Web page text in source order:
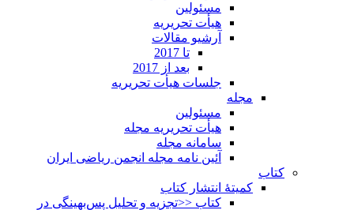
مسئولین
هیأت تحریریه
آرشیو مقالات
تا 2017
بعد از 2017
جلسات هیأت تحریریه
مجله
مسئولین
هیأت تحریریه مجله
سامانه مجله
آئین نامه مجله انجمن ریاضی ایران
کتاب
کمیتۀ انتشار کتاب
کتاب <<تجزیه و تحلیل پس‌بهینگی در